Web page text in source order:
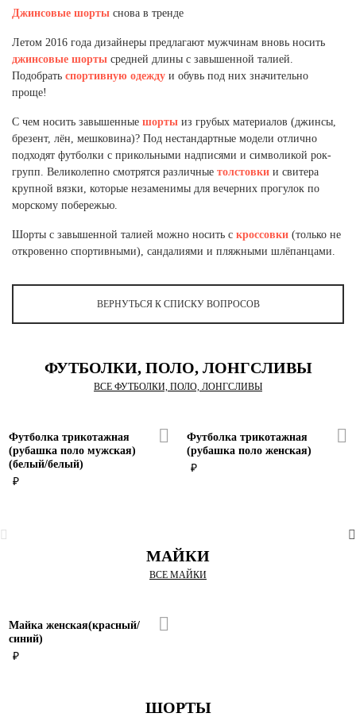
Томская область (1)
Тульская область (1)
Хакасия (1)
Ханты-Мансийский автономный округ (3)
Челябинская область (2)
Ямало-Ненецкий автономный округ (1)
Ярославская область (1)
Джинсовые шорты снова в тренде
Летом 2016 года дизайнеры предлагают мужчинам вновь носить
джинсовые шорты средней длины с завышенной талией.
Подобрать спортивную одежду и обувь под них значительно
проще!
С чем носить завышенные шорты из грубых материалов (джинсы,
брезент, лён, мешковина)? Под нестандартные модели отлично
подходят футболки с прикольными надписями и символикой рок-
групп. Великолепно смотрятся различные толстовки и свитера
крупной вязки, которые незаменимы для вечерних прогулок по
морскому побережью.
Шорты с завышенной талией можно носить с кроссовки (только не
откровенно спортивными), сандалиями и пляжными шлёпанцами.
ВЕРНУТЬСЯ К СПИСКУ ВОПРОСОВ
ФУТБОЛКИ, ПОЛО, ЛОНГСЛИВЫ
ВСЕ ФУТБОЛКИ, ПОЛО, ЛОНГСЛИВЫ
Футболка трикотажная
(рубашка поло мужская)
(белый/белый)
₽
Футболка трикотажная
(рубашка поло женская)
₽
МАЙКИ
ВСЕ МАЙКИ
Майка женская(красный/
синий)
₽
ШОРТЫ